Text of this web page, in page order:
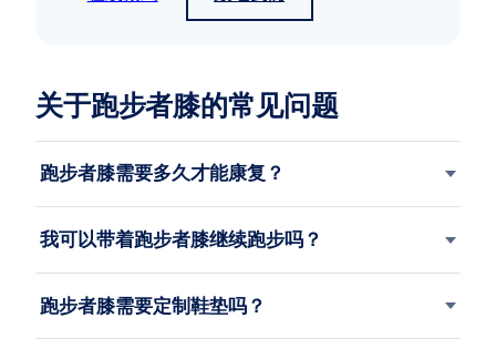
关于跑步者膝的常见问题
跑步者膝需要多久才能康复？
我可以带着跑步者膝继续跑步吗？
跑步者膝需要定制鞋垫吗？